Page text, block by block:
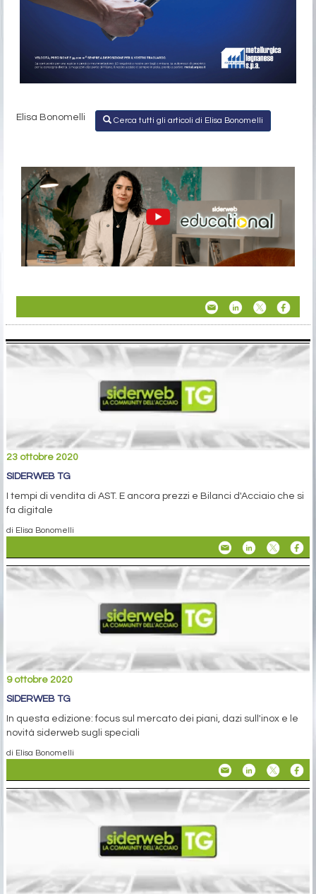
Elisa Bonomelli Cerca tutti gli articoli di Elisa Bonomelli
23 ottobre 2020
SIDERWEB TG
I tempi di vendita di AST. E ancora prezzi e Bilanci d'Acciaio che si
fa digitale
di Elisa Bonomelli
9 ottobre 2020
SIDERWEB TG
In questa edizione: focus sul mercato dei piani, dazi sull'inox e le
novità siderweb sugli speciali
di Elisa Bonomelli